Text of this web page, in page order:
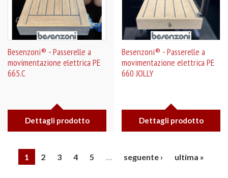
Besenzoni® - Passerelle a
movimentazione elettrica PE
665.C
Dettagli prodotto
Besenzoni® - Passerelle a
movimentazione elettrica PE
660 JOLLY
Dettagli prodotto
1 2 3 4 5 … seguente › ultima »